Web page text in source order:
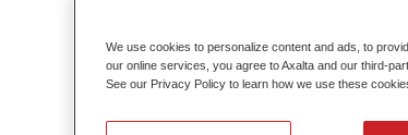
We use cookies to personalize content and ads, to
our online services, you agree to Axalta and our third-
See our Privacy Policy to learn how we use these